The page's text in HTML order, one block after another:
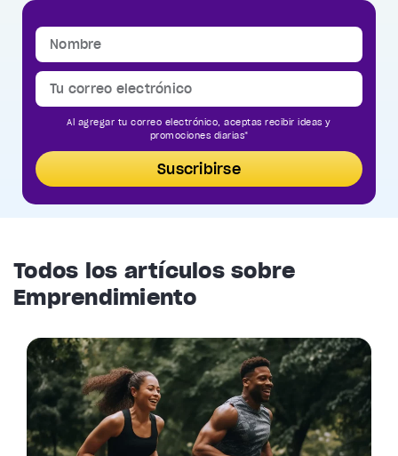
Al agregar tu correo electrónico, aceptas recibir ideas y
promociones diarias*
Suscribirse
Todos los artículos sobre
Emprendimiento